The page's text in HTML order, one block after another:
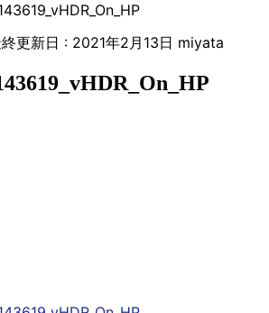
更新日 : 2021年2月13日 miyata